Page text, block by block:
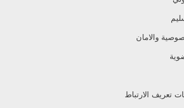
والامان
تعريف الارتباط